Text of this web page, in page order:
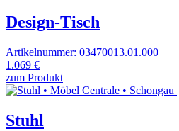
Design-Tisch
Artikelnummer: 03470013.01.000
1.069 €
zum Produkt
Stuhl